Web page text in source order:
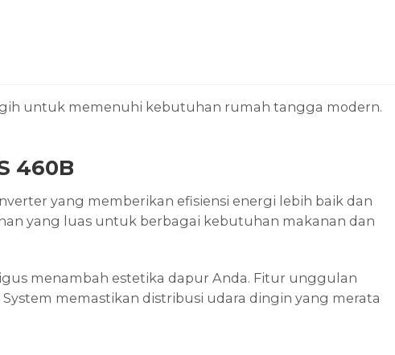
untuk memenuhi kebutuhan rumah tangga modern.
460B
yang memberikan efisiensi energi lebih baik dan
yang luas untuk berbagai kebutuhan makanan dan
menambah estetika dapur Anda. Fitur unggulan
memastikan distribusi udara dingin yang merata